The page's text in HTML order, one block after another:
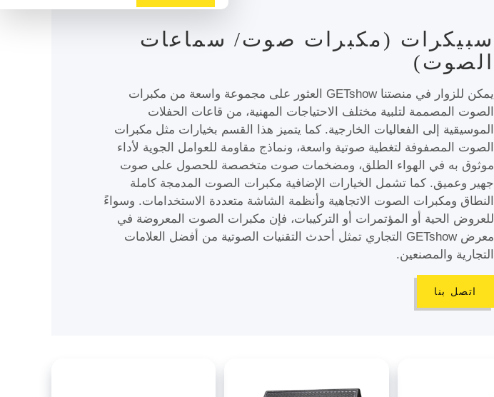
سبيكرات (مكبرات صوت/ سماعات
الصوت)
يمكن للزوار في منصتنا GETshow العثور على مجموعة واسعة من مكبرات
الصوت المصممة لتلبية مختلف الاحتياجات المهنية، من قاعات الحفلات
الموسيقية إلى الفعاليات الخارجية. كما يتميز هذا القسم بخيارات مثل مكبرات
الصوت المصفوفة لتغطية صوتية واسعة، ونماذج مقاومة للعوامل الجوية لأداء
موثوق به في الهواء الطلق، ومضخمات صوت متخصصة للحصول على صوت
جهير وعميق. كما تشمل الخيارات الإضافية مكبرات الصوت المدمجة كاملة
النطاق ومكبرات الصوت الاتجاهية وأنظمة الشاشة متعددة الاستخدامات. وسواءً
للعروض الحية أو المؤتمرات أو التركيبات، فإن مكبرات الصوت المعروضة في
معرض GETshow التجاري تمثل أحدث التقنيات الصوتية من أفضل العلامات
التجارية والمصنعين.
اتصل بنا